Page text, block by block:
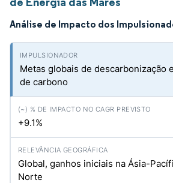
Análise de Impacto dos
Metas globais de descarbonização
de carbono
+9.1%
Global, ganhos iniciais na Ásia-
Norte